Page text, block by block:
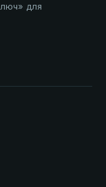
для